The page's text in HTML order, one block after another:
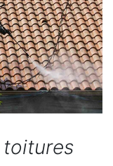
toitures